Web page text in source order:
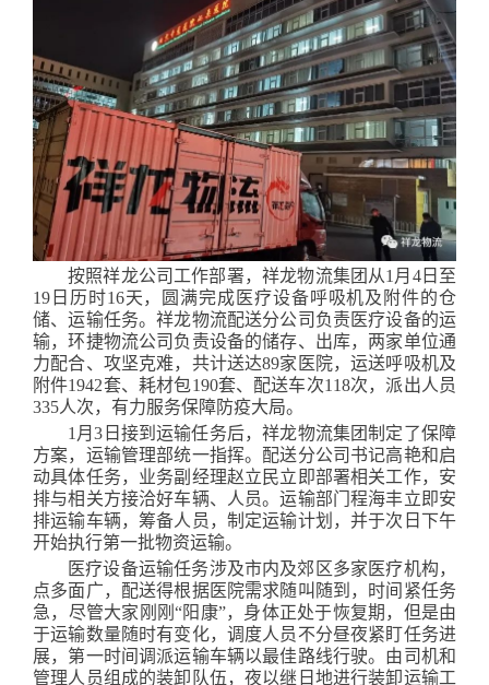
按照祥龙公司工作部署，祥龙物流集团从1月4日至
19日历时16天，圆满完成医疗设备呼吸机及附件的仓
储、运输任务。祥龙物流配送分公司负责医疗设备的运
输，环捷物流公司负责设备的储存、出库，两家单位通
力配合、攻坚克难，共计送达89家医院，运送呼吸机及
附件1942套、耗材包190套、配送车次118次，派出人员
335人次，有力服务保障防疫大局。
1月3日接到运输任务后，祥龙物流集团制定了保障
方案，运输管理部统一指挥。配送分公司书记高艳和启
动具体任务，业务副经理赵立民立即部署相关工作，安
排与相关方接洽好车辆、人员。运输部门程海丰立即安
排运输车辆，筹备人员，制定运输计划，并于次日下午
开始执行第一批物资运输。
医疗设备运输任务涉及市内及郊区多家医疗机构，
点多面广，配送得根据医院需求随叫随到，时间紧任务
急，尽管大家刚刚“阳康”，身体正处于恢复期，但是由
于运输数量随时有变化，调度人员不分昼夜紧盯任务进
展，第一时间调派运输车辆以最佳路线行驶。由司机和
管理人员组成的装卸队伍，夜以继日地进行装卸运输工